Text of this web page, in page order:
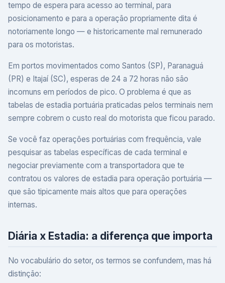
tempo de espera para acesso ao terminal, para
posicionamento e para a operação propriamente dita é
notoriamente longo — e historicamente mal remunerado
para os motoristas.
Em portos movimentados como Santos (SP), Paranaguá
(PR) e Itajaí (SC), esperas de 24 a 72 horas não são
incomuns em períodos de pico. O problema é que as
tabelas de estadia portuária praticadas pelos terminais nem
sempre cobrem o custo real do motorista que ficou parado.
Se você faz operações portuárias com frequência, vale
pesquisar as tabelas específicas de cada terminal e
negociar previamente com a transportadora que te
contratou os valores de estadia para operação portuária —
que são tipicamente mais altos que para operações
internas.
Diária x Estadia: a diferença que importa
No vocabulário do setor, os termos se confundem, mas há
distinção: